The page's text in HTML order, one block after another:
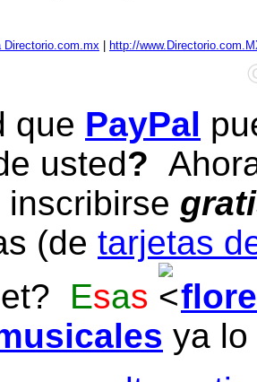
Directorio.com.mx http://
que PayPal
usted?
(de tarjetas
Esas
ya